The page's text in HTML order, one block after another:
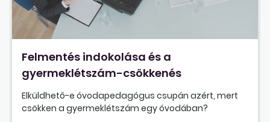
Felmentés indokolása és a
gyermeklétszám-csökkenés
Elküldhető-e óvodapedagógus csupán azért, mert
csökken a gyermeklétszám egy óvodában?